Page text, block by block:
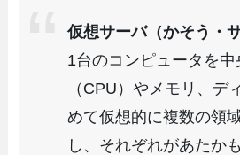
仮想サーバ（かそう・サ
1台のコンピュータを中
（CPU）やメモリ、デ
めて仮想的に複数の領
し、それぞれがあたか